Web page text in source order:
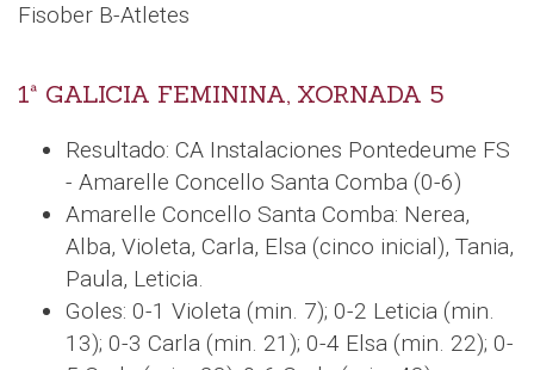
Fisober B-Atletes
1ª GALICIA FEMININA, XORNADA 5
Resultado: CA Instalaciones Pontedeume FS
- Amarelle Concello Santa Comba (0-6)
Amarelle Concello Santa Comba: Nerea,
Alba, Violeta, Carla, Elsa (cinco inicial), Tania,
Paula, Leticia.
Goles: 0-1 Violeta (min. 7); 0-2 Leticia (min.
13); 0-3 Carla (min. 21); 0-4 Elsa (min. 22); 0-